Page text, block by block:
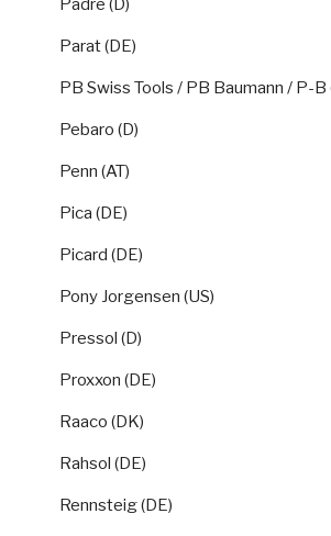
Padre (D)
Parat (DE)
PB Swiss Tools / PB Baumann / P-B
Pebaro (D)
Penn (AT)
Pica (DE)
Picard (DE)
Pony Jorgensen (US)
Pressol (D)
Proxxon (DE)
Raaco (DK)
Rahsol (DE)
Rennsteig (DE)